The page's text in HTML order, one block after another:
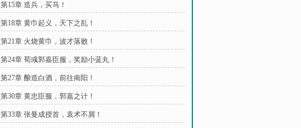
第15章 造兵，买马！
第18章 黄巾起义，天下之乱！
第21章 火烧黄巾，波才落败！
第24章 荀彧郭嘉臣服，奖励小蓝丸！
第27章 酿造白酒，前往南阳！
第30章 黄忠臣服，郭嘉之计！
第33章 张曼成授首，袁术不屑！